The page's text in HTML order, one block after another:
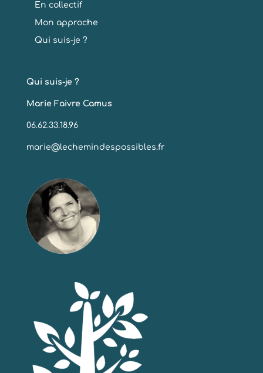
En collectif
Mon approche
Qui suis-je ?
Qui suis-je ?
Marie Faivre Camus
06.62.33.18.96
marie@lechemindespossibles.fr